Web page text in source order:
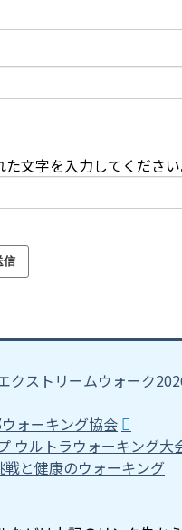
た文字を入力してください
クストリームウォーク
ォーキング協会
ウルトラウォーキング大
と健康のウォーキング